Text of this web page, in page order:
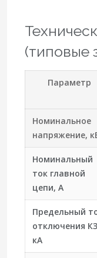
(типовые
Параметр
Номинальное
напряжение,
Номинальный
ток главной
цепи, А
Предельный
отключения
кА